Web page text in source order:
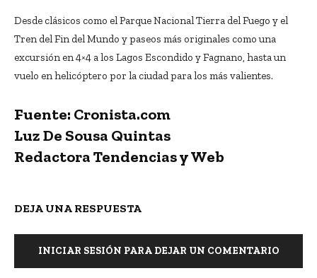
Desde clásicos como el Parque Nacional Tierra del Fuego y el
Tren del Fin del Mundo y paseos más originales como una
excursión en 4×4 a los Lagos Escondido y Fagnano, hasta un
vuelo en helicóptero por la ciudad para los más valientes.
Fuente: Cronista.com
Luz De Sousa Quintas
Redactora Tendencias y Web
DEJA UNA RESPUESTA
INICIAR SESIÓN PARA DEJAR UN COMENTARIO